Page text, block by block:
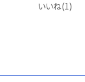
いいね(1)